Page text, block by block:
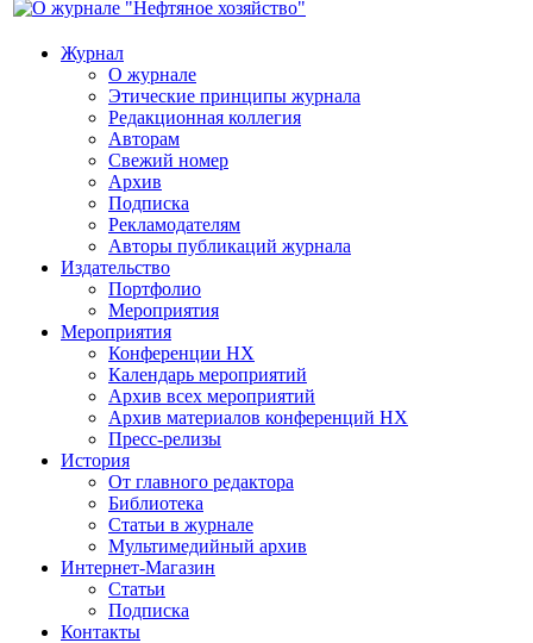
Журнал
О журнале
Этические принципы журнала
Редакционная коллегия
Авторам
Свежий номер
Архив
Подписка
Рекламодателям
Авторы публикаций журнала
Издательство
Портфолио
Мероприятия
Мероприятия
Конференции НХ
Календарь мероприятий
Архив всех мероприятий
Архив материалов конференций НХ
Пресс-релизы
История
От главного редактора
Библиотека
Статьи в журнале
Мультимедийный архив
Интернет-Магазин
Статьи
Подписка
Контакты